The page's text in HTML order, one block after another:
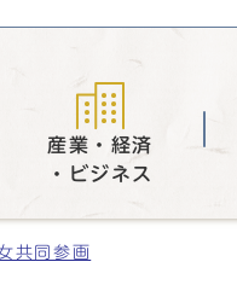
産業・経済
・ビジネス
共同参画